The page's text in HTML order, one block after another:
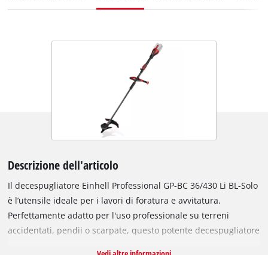
Descrizione dell'articolo
Il decespugliatore Einhell Professional GP-BC 36/430 Li BL-Solo
è l’utensile ideale per i lavori di foratura e avvitatura.
Perfettamente adatto per l'uso professionale su terreni
accidentati, pendii o scarpate, questo potente decespugliatore